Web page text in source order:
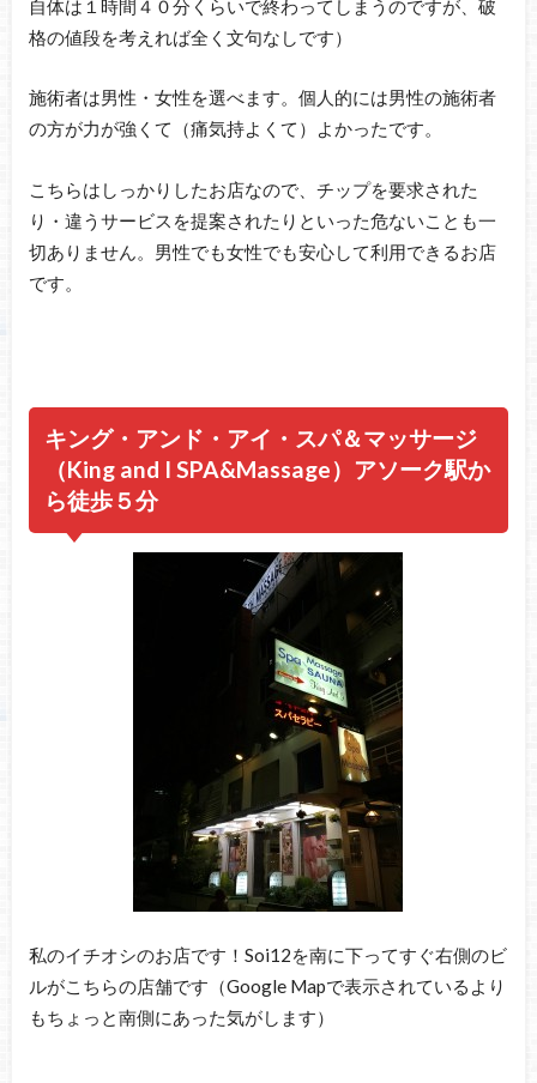
自体は１時間４０分くらいで終わってしまうのですが、破
格の値段を考えれば全く文句なしです）
施術者は男性・女性を選べます。個人的には男性の施術者
の方が力が強くて（痛気持よくて）よかったです。
こちらはしっかりしたお店なので、チップを要求された
り・違うサービスを提案されたりといった危ないことも一
切ありません。男性でも女性でも安心して利用できるお店
です。
キング・アンド・アイ・スパ＆マッサージ
（King and I SPA&Massage）アソーク駅か
ら徒歩５分
私のイチオシのお店です！Soi12を南に下ってすぐ右側のビ
ルがこちらの店舗です（Google Mapで表示されているより
もちょっと南側にあった気がします）